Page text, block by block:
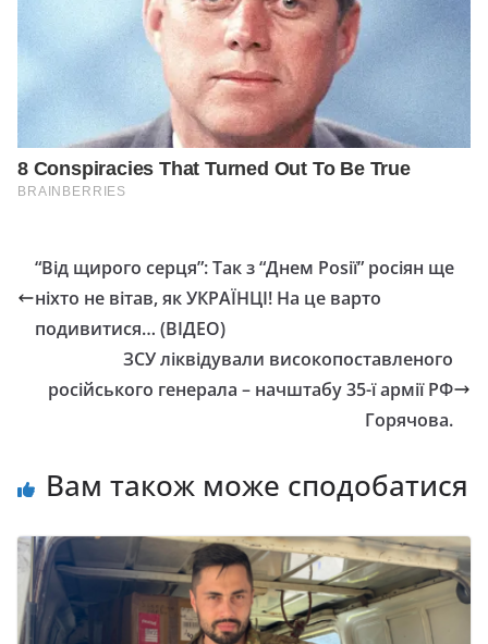
“Від щирого серця”: Так з “Днем Роsії” росіян ще
ніхто не вітав, як УКРАЇНЦІ! На це варто
подивитися… (ВІДЕО)
ЗСУ ліквідували високопоставленого
російського генерала – начштабу 35-ї армії РФ
Горячова.
Вам також може сподобатися